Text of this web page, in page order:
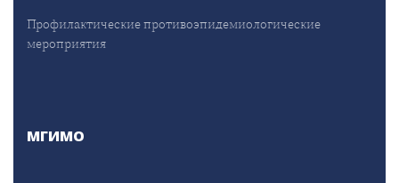
Профилактические противоэпидемиологические
мероприятия
МГИМО